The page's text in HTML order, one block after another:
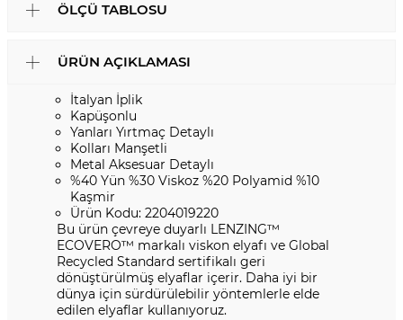
ÖLÇÜ TABLOSU
ÜRÜN AÇIKLAMASI
İtalyan İplik
Kapüşonlu
Yanları Yırtmaç Detaylı
Kolları Manşetli
Metal Aksesuar Detaylı
%40 Yün %30 Viskoz %20 Polyamid %10
Kaşmir
Ürün Kodu: 2204019220
Bu ürün çevreye duyarlı LENZING™️
ECOVERO™️ markalı viskon elyafı ve Global
Recycled Standard sertifikalı geri
dönüştürülmüş elyaflar içerir. Daha iyi bir
dünya için sürdürülebilir yöntemlerle elde
edilen elyaflar kullanıyoruz.